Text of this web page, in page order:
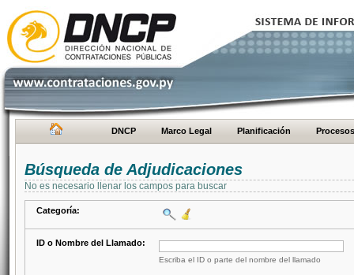
DNCP Marco Legal Planificación Procesos
Búsqueda de Adjudicaciones
No es necesario llenar los campos para buscar
Categoría:
ID o Nombre del Llamado:
Escriba el ID o parte del nombre del llamado